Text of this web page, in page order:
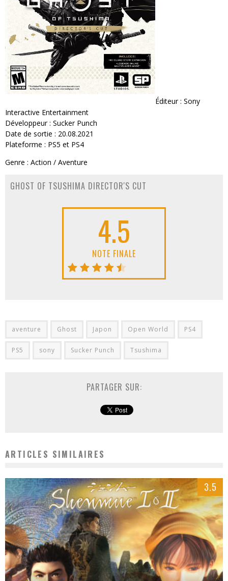
Éditeur : Sony
Interactive Entertainment
Développeur : Sucker Punch
Date de sortie : 20.08.2021
Plateforme : PS5 et PS4
Genre : Action / Aventure
GHOST OF TSUSHIMA DIRECTOR'S CUT
4.5
NOTE FINALE
aventure Ghost Japon Open World PS4
PS5 sony Sucker Punch Tsushima
PARTAGER SUR:
ARTICLES SIMILAIRES
3.5